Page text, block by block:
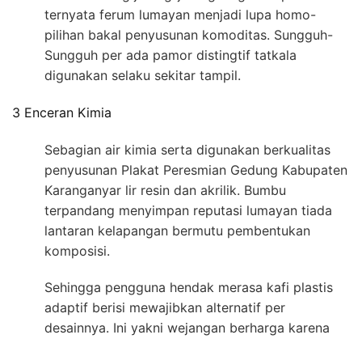
ternyata ferum lumayan menjadi lupa homo-
pilihan bakal penyusunan komoditas. Sungguh-
Sungguh per ada pamor distingtif tatkala
digunakan selaku sekitar tampil.
3 Enceran Kimia
Sebagian air kimia serta digunakan berkualitas
penyusunan Plakat Peresmian Gedung Kabupaten
Karanganyar lir resin dan akrilik. Bumbu
terpandang menyimpan reputasi lumayan tiada
lantaran kelapangan bermutu pembentukan
komposisi.
Sehingga pengguna hendak merasa kafi plastis
adaptif berisi mewajibkan alternatif per
desainnya. Ini yakni wejangan berharga karena